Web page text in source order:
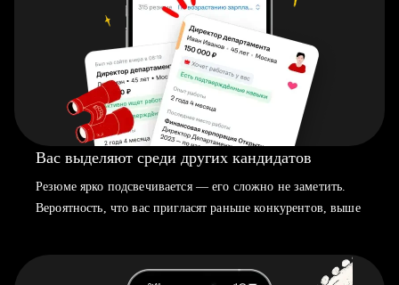
Вас выделяют среди других кандидатов
Резюме ярко подсвечивается — его сложно не заметить.
Вероятность, что вас пригласят раньше конкурентов, выше